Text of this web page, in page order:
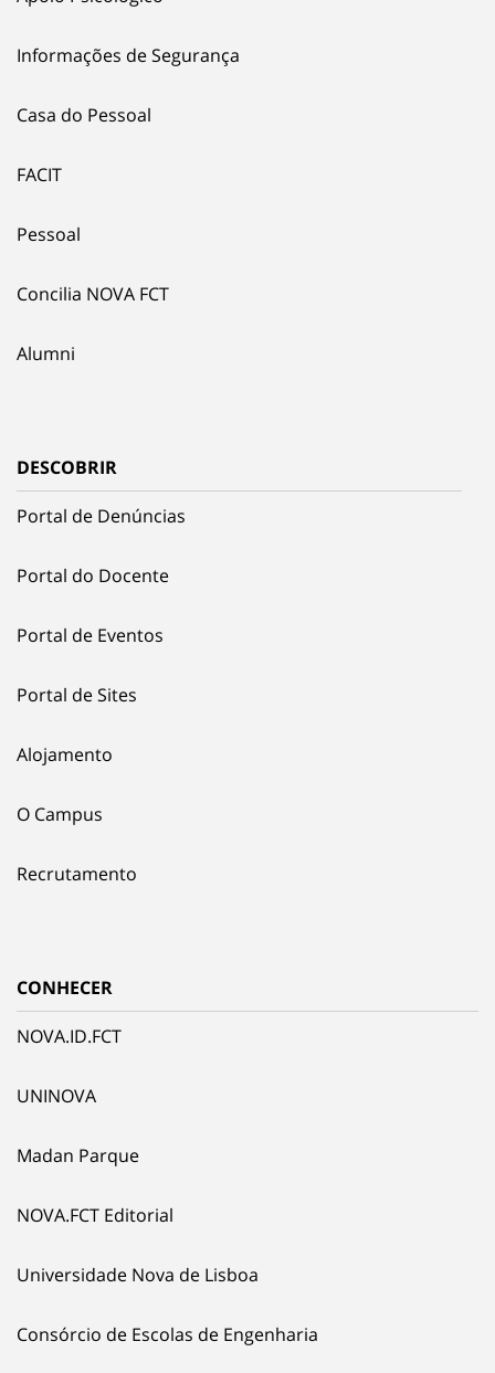
Informações de Segurança
Casa do Pessoal
FACIT
Pessoal
Concilia NOVA FCT
Alumni
DESCOBRIR
Portal de Denúncias
Portal do Docente
Portal de Eventos
Portal de Sites
Alojamento
O Campus
Recrutamento
CONHECER
NOVA.ID.FCT
UNINOVA
Madan Parque
NOVA.FCT Editorial
Universidade Nova de Lisboa
Consórcio de Escolas de Engenharia